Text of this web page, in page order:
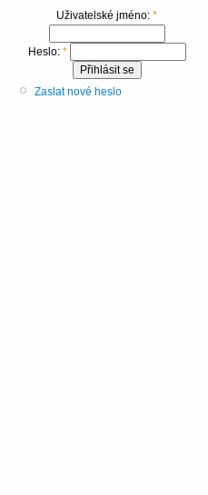
Uživatelské jméno: *
Heslo: *
Zaslat nové heslo